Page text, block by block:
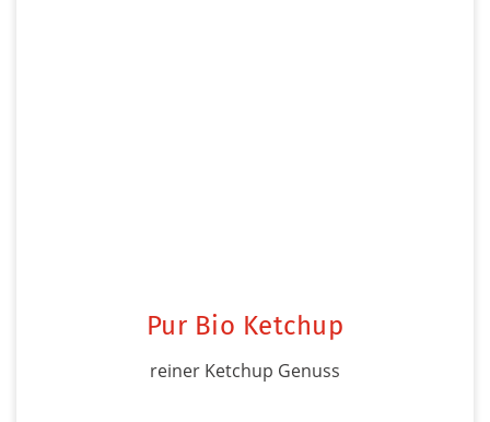
Pur Bio Ketchup
reiner Ketchup Genuss